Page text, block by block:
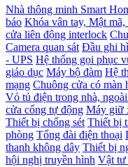
Nhà thông minh Smart
báo Khóa vân tay, Mật
cửa liên động interlock
Camera quan sát Đầu ghi
- UPS Hệ thống gọi phục
giáo dục Máy bộ đàm Hệ
mạng Chuông cửa có màn
Vỏ tủ điện trong nhà,
cửa cổng tự động Máy giữ
Thiết bị chống sét Thiết bị
phòng Tổng đài điện thoại
thanh không dây Thiết bị
hội nghị truyền hình Vật tư